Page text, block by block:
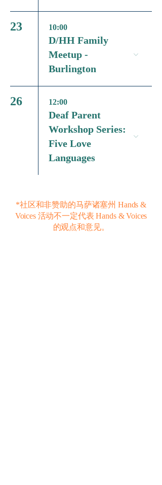
23 10:00
D/HH Family
Meetup -
Burlington
26 12:00
Deaf Parent
Workshop Series:
Five Love
Languages
*社区和非赞助的马萨诸塞州 Hands &
Voices 活动不一定代表 Hands & Voices
的观点和意见。